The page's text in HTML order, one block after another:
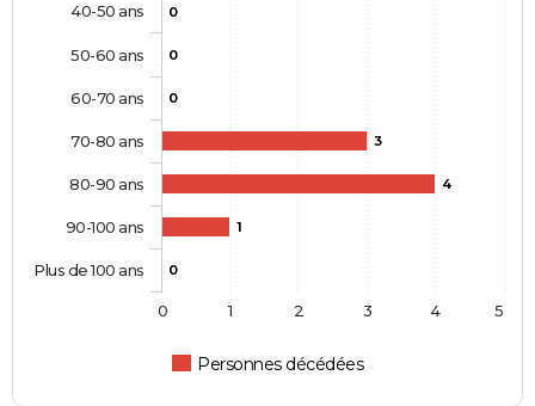
0
0
0
3
4
1
0
Personnes décédées
40-50 ans
50-60 ans
60-70 ans
70-80 ans
80-90 ans
90-100 ans
Plus de 100 ans
0 1 2 3 4 5